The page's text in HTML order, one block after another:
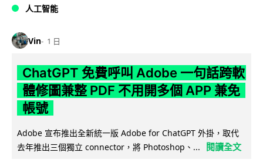
人工智能
Vin 1 日
ChatGPT 免費呼叫 Adobe 一句話跨軟
體修圖兼整 PDF 不用開多個 APP 兼免
帳號
Adobe 宣布推出全新統一版 Adobe for ChatGPT 外掛，取代
去年推出三個獨立 connector，將 Photoshop、...
閱讀全文